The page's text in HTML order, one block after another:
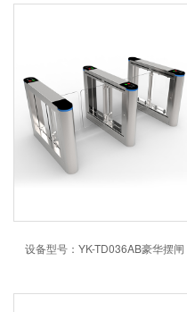
设备型号：YK-TD036AB豪华摆闸